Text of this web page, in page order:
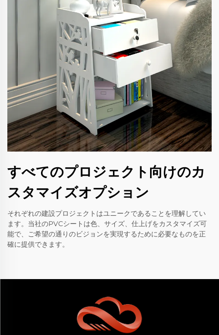
すべてのプロジェクト向けのカ
スタマイズオプション
それぞれの建設プロジェクトはユニークであることを理解してい
ます。当社のPVCシートは色、サイズ、仕上げをカスタマイズ可
能で、ご希望の通りのビジョンを実現するために必要なものを正
確に提供できます。